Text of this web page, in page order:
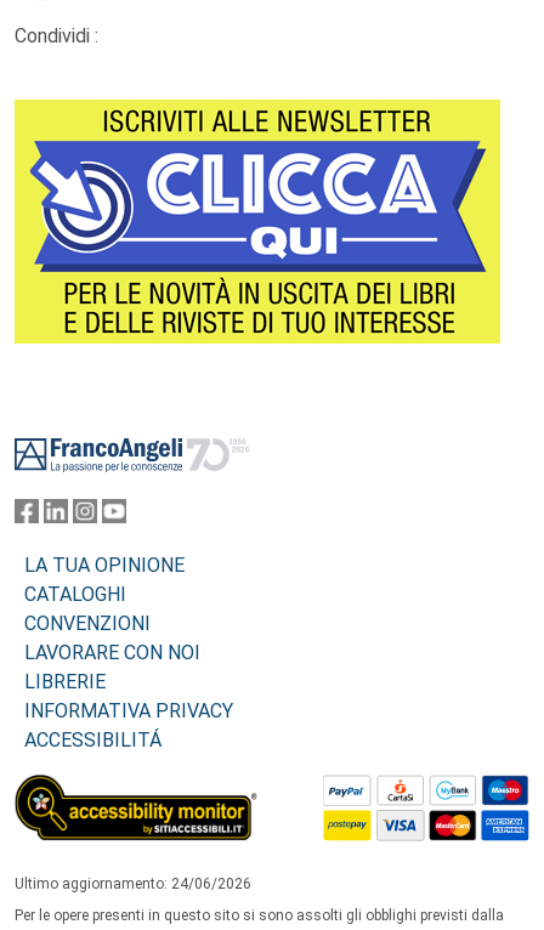
Condividi :
LA TUA OPINIONE
CATALOGHI
CONVENZIONI
LAVORARE CON NOI
LIBRERIE
INFORMATIVA PRIVACY
ACCESSIBILITÁ
Ultimo aggiornamento: 24/06/2026
Per le opere presenti in questo sito si sono assolti gli obblighi previsti dalla